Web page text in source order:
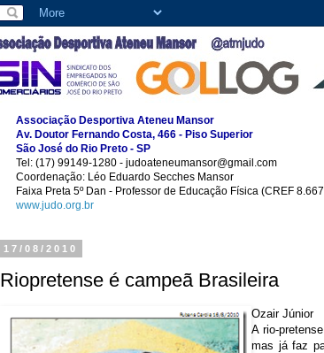
Associação Desportiva Ateneu Mansor
Av. Doutor Fernando Costa, 466 - Piso Superior
São José do Rio Preto - SP
Tel: (17) 99149-1280 - judoateneumansor@gmail.com
Coordenação: Léo Eduardo Secches Mansor
Faixa Preta 5º Dan - Professor de Educação Física (CREF
www.judo.org.br
17/08/2010
Riopretense é campeã Brasileira
Ozair Júnior
A rio-
mas já faz